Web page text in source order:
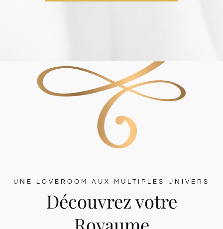
UNE LOVEROOM AUX MULTIPLES UNIVERS
Découvrez votre